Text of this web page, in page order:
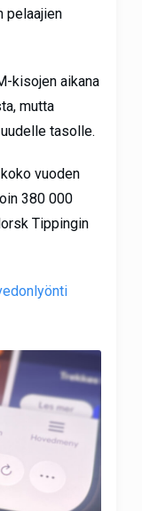
pelaajien
kisojen aikana
mutta
tasolle.
vuoden
380 000
Tippingin